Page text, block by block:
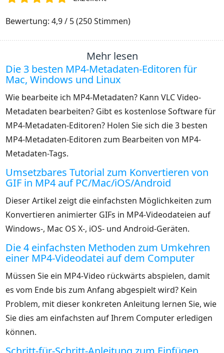
1 3 5
Bewertung: 4,9 / 5 (250 Stimmen)
Mehr lesen
Die 3 besten MP4-Metadaten-Editoren für
Mac, Windows und Linux
Wie bearbeite ich MP4-Metadaten? Kann VLC Video-
Metadaten bearbeiten? Gibt es kostenlose Software für
MP4-Metadaten-Editoren? Holen Sie sich die 3 besten
MP4-Metadaten-Editoren zum Bearbeiten von MP4-
Metadaten-Tags.
Umsetzbares Tutorial zum Konvertieren von
GIF in MP4 auf PC/Mac/iOS/Android
Dieser Artikel zeigt die einfachsten Möglichkeiten zum
Konvertieren animierter GIFs in MP4-Videodateien auf
Windows-, Mac OS X-, iOS- und Android-Geräten.
Die 4 einfachsten Methoden zum Umkehren
einer MP4-Videodatei auf dem Computer
Müssen Sie ein MP4-Video rückwärts abspielen, damit
es vom Ende bis zum Anfang abgespielt wird? Kein
Problem, mit dieser konkreten Anleitung lernen Sie, wie
Sie dies am einfachsten auf Ihrem Computer erledigen
können.